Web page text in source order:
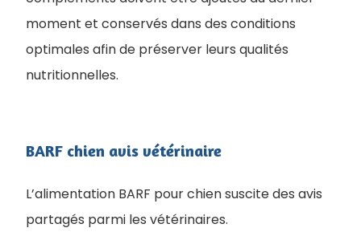
moment et conservés dans des conditions
optimales afin de préserver leurs qualités
nutritionnelles.
BARF chien avis vétérinaire
L’alimentation BARF pour chien suscite des avis
partagés parmi les vétérinaires.